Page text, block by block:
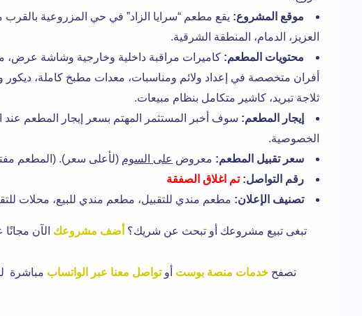
موقع المشروع: يقع مطعم “سرايا الزاد” في حي المزروعية
العزيز، الدمام، المنطقة الشرقية.
محتويات المطعم: كاميرات مراقبة داخلية وخارجية وشاشة عرض،
أفران متخصصة في إعداد ولائم ومناسبات، معدات مطبخ كاملة، ديكور
ثلاجة تبريد، كاشير متكامل بنظام مبيعات.
إيجار المطعم: سوف أخبر المستثمر المهتم بسعر إيجار المطعم
الخصوصية.
سعر تقبيل المطعم: معروض على السوم (لأعلى سعر). (المطعم مفتوح منذ
رقم التواصل: تم اغلاق الصفقة
تصنيف الإعلان: مطعم مندي للتقبيل، مطعم مندي للبيع، محلات
تبغى تبيع مشروعك أو تبحث عن شريك؟ أضف مشروعك الآن
تصفحخدمات منصة بوست أو تواصل معنا عبر الواتساب مباشرة